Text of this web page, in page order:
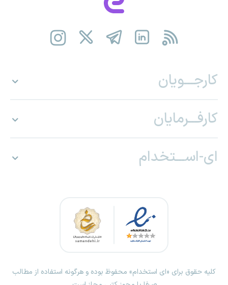
کارجـــویان
کارفـــرمایان
ای-اســـتخدام
کلیه حقوق برای «ای استخدام» محفوظ بوده و هرگونه استفاده از مطالب